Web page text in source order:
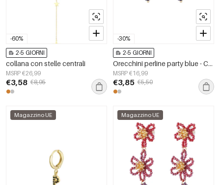
-60%
2-5 GIORNI
collana con stelle centrali
MSRP €26,99
€3,58 €8,95
-30%
2-5 GIORNI
Orecchini perline party blue - Colore oro/blu
MSRP €16,99
€3,85 €5,50
Magazzino UE Magazzino UE